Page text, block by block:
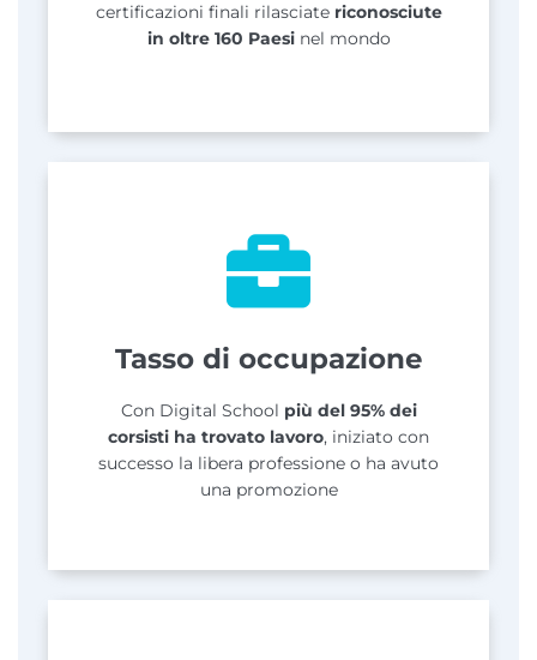
certificazioni finali rilasciate riconosciute
in oltre 160 Paesinel mondo
Tasso di occupazione​
Con Digital School più del 95% dei
corsisti ha trovato lavoro, iniziato con
successo la libera professione o ha avuto
una promozione